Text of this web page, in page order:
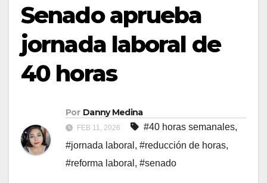
Senado aprueba
jornada laboral de
40 horas
Por Danny Medina
FEB 11, 2026 #40 horas semanales,
#jornada laboral , #reducción de horas,
#reforma laboral , #senado